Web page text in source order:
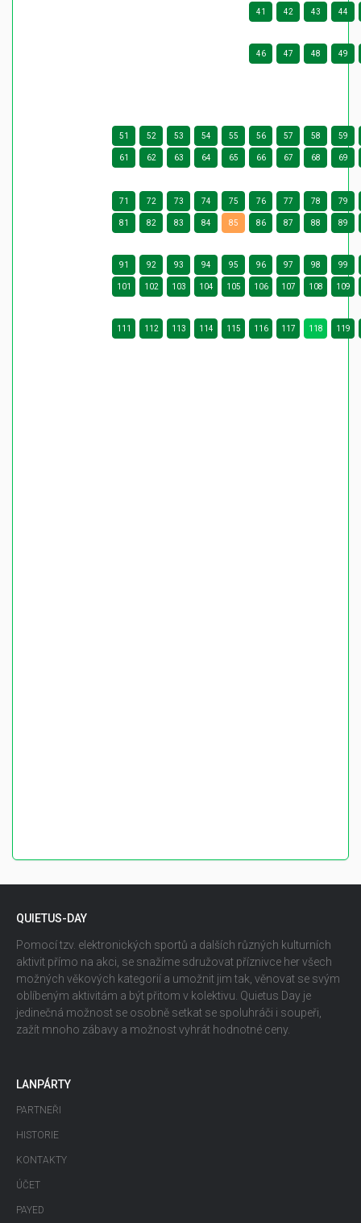
41 42 43 44
46 47 48 49
51 52 53 54 55 56 57 58 59
61 62 63 64 65 66 67 68 69
71 72 73 74 75 76 77 78 79
81 82 83 84 85 86 87 88 89
91 92 93 94 95 96 97 98 99
101 102 103 104 105 106 107 108 109
111 112 113 114 115 116 117 118 119
QUIETUS-DAY
Pomocí tzv. elektronických sportů a dalších různých kulturních
aktivit přímo na akci, se snažíme sdružovat příznivce her všech
možných věkových kategorií a umožnit jim tak, věnovat se svým
oblíbeným aktivitám a být přitom v kolektivu. Quietus Day je
jedinečná možnost se osobně setkat se spoluhráči i soupeři,
zažít mnoho zábavy a možnost vyhrát hodnotné ceny.
LANPÁRTY
PARTNEŘI
HISTORIE
KONTAKTY
ÚČET
PAYED